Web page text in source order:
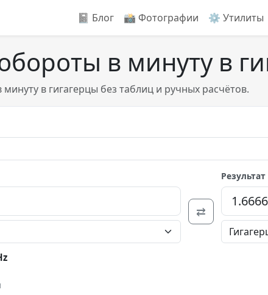
📓 Блог 📸️ Фотографии ⚙️ Утилиты
в минуту в
в гигагерцы без таблиц и ручных расчётов.
⇄
Результат